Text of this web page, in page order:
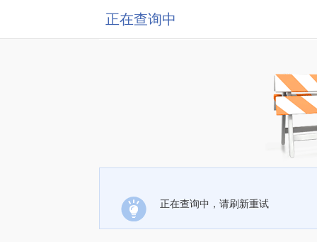
正在查询中
正在查询中，请刷新重试